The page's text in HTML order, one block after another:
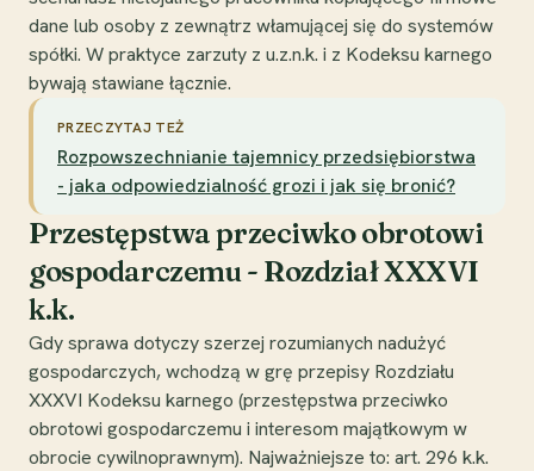
dane lub osoby z zewnątrz włamującej się do systemów
spółki. W praktyce zarzuty z u.z.n.k. i z Kodeksu karnego
bywają stawiane łącznie.
PRZECZYTAJ TEŻ
Rozpowszechnianie tajemnicy przedsiębiorstwa
- jaka odpowiedzialność grozi i jak się bronić?
Przestępstwa przeciwko obrotowi
gospodarczemu - Rozdział XXXVI
k.k.
Gdy sprawa dotyczy szerzej rozumianych nadużyć
gospodarczych, wchodzą w grę przepisy Rozdziału
XXXVI Kodeksu karnego (przestępstwa przeciwko
obrotowi gospodarczemu i interesom majątkowym w
obrocie cywilnoprawnym). Najważniejsze to: art. 296 k.k.